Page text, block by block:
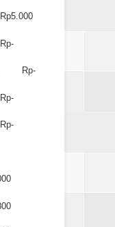
Rp5.000
Rp-
Rp-
Rp-
Rp-